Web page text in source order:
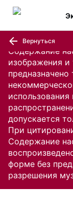
Содержание
изображения
предназначено
допускается
При
Содержание
форме без
разрешения
Вернуться